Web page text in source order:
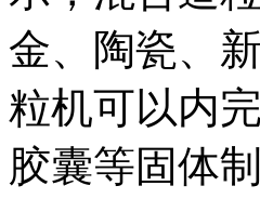
金、陶瓷、
粒机可以内
胶囊等固体